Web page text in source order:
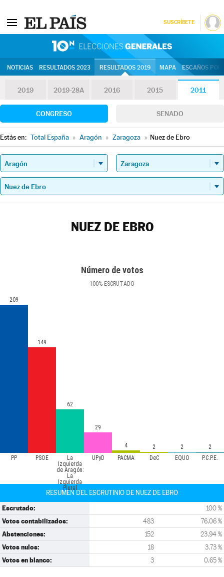
SUSCRÍBETE
NOTICIAS RESULTADOS 2023 RESULTADOS 2019 MAPA ESCAÑOS
2019 2019-28A 2016 2015 2011
CONGRESO SENADO
Estás en: Total España » Aragón » Zaragoza » Nuez de Ebro
NUEZ DE EBRO
Número de votos
100% ESCRUTADO
PP PSOE
La
Izquierda
de Aragón:
La
Izquierda
Plural
UPyD PACMA DeC EQUO P.C.P.E.
209
149
62
29
4 2 2 2
RESUMEN DEL ESCRUTINIO DE NUEZ DE EBRO
Escrutado: 100 %
Votos contabilizados: 483 76,06 %
Abstenciones: 152 23,94 %
Votos nulos: 18 3,73 %
Votos en blanco: 3 0,65 %